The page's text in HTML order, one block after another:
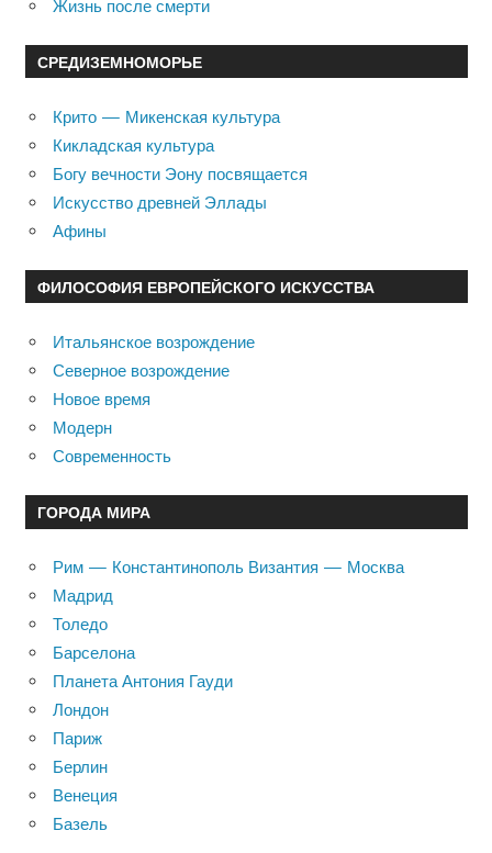
Жизнь после смерти
СРЕДИЗЕМНОМОРЬЕ
Крито — Микенская культура
Кикладская культура
Богу вечности Эону посвящается
Искусство древней Эллады
Афины
ФИЛОСОФИЯ ЕВРОПЕЙСКОГО ИСКУССТВА
Итальянское возрождение
Северное возрождение
Новое время
Модерн
Современность
ГОРОДА МИРА
Рим — Константинополь Византия — Москва
Мадрид
Толедо
Барселона
Планета Антония Гауди
Лондон
Париж
Берлин
Венеция
Базель